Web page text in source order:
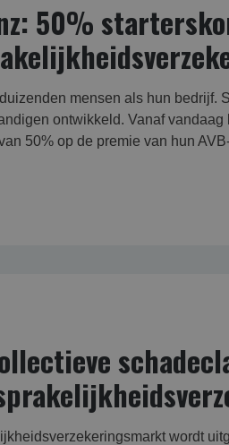
50%
mensen als hun bedrijf.
ontwikkeld. Vanaf
50% op de premie van hun
wordt